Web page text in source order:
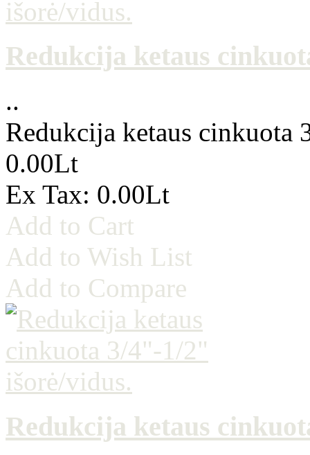
Redukcija ketaus
..
Redukcija ketaus cinkuota
0.00Lt
Ex Tax: 0.00Lt
Add to Cart
Add to Wish List
Add to Compare
Redukcija ketaus